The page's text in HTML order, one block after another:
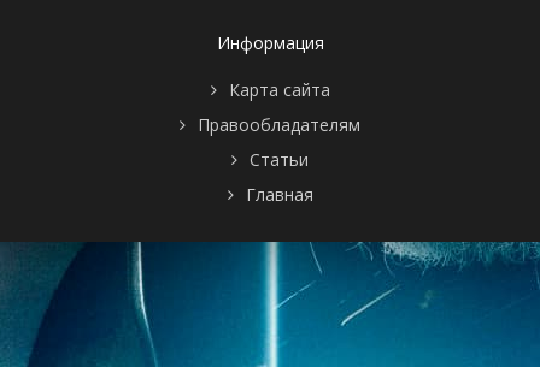
Информация
Карта сайта
Правообладателям
Статьи
Главная